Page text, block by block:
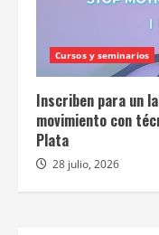
Cursos y seminarios
Inscriben para un
movimiento con
Plata
28 julio, 2026